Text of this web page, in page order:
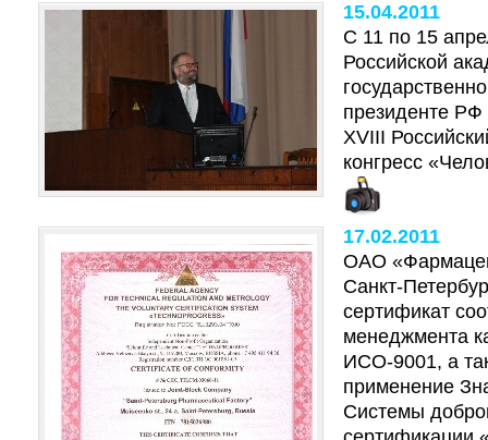
15.04.2011
С 11 по 15
Российской
президенте РФ
XVIII
конгресс
17.02.2011
ОАО
Санкт-
сертификат
менеджмента
ИСО-9001, а
применение
Системы